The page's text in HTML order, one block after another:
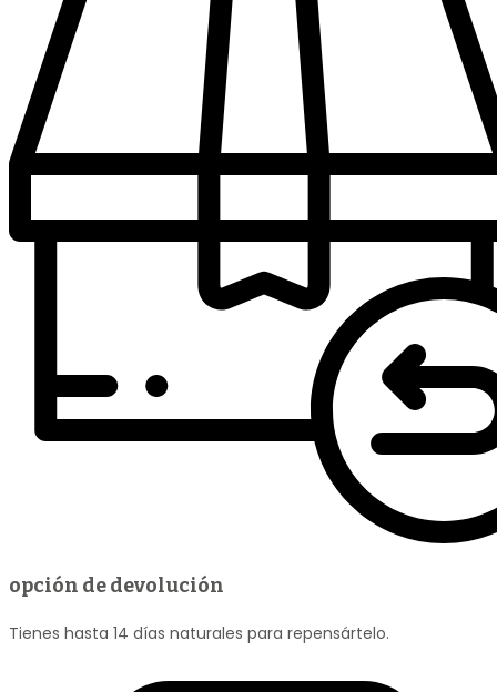
opción de devolución
Tienes hasta 14 días naturales para repensártelo.